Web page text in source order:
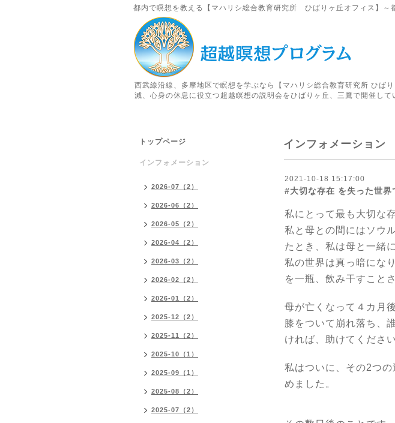
都内で瞑想を教える【マハリシ総合教育研究所 ひばりヶ丘オフィス】～
西武線沿線、多摩地区で瞑想を学ぶなら【マハリシ総合教育研究所 ひば
減、心身の休息に役立つ超越瞑想の説明会をひばりヶ丘、三鷹で開催して
インフォメーション
2021-10-18 15:17:00
#大切な存在 を失った世界
私にとって最も大切な
私と母との間にはソウ
たとき、私は母と一緒
私の世界は真っ暗にな
を一瓶、飲み干すこと
母が亡くなって４カ月
膝をついて崩れ落ち、
ければ、助けてくださ
私はついに、その2つ
めました。
トップページ
インフォメーション
2026-07（2）
2026-06（2）
2026-05（2）
2026-04（2）
2026-03（2）
2026-02（2）
2026-01（2）
2025-12（2）
2025-11（2）
2025-10（1）
2025-09（1）
2025-08（2）
2025-07（2）